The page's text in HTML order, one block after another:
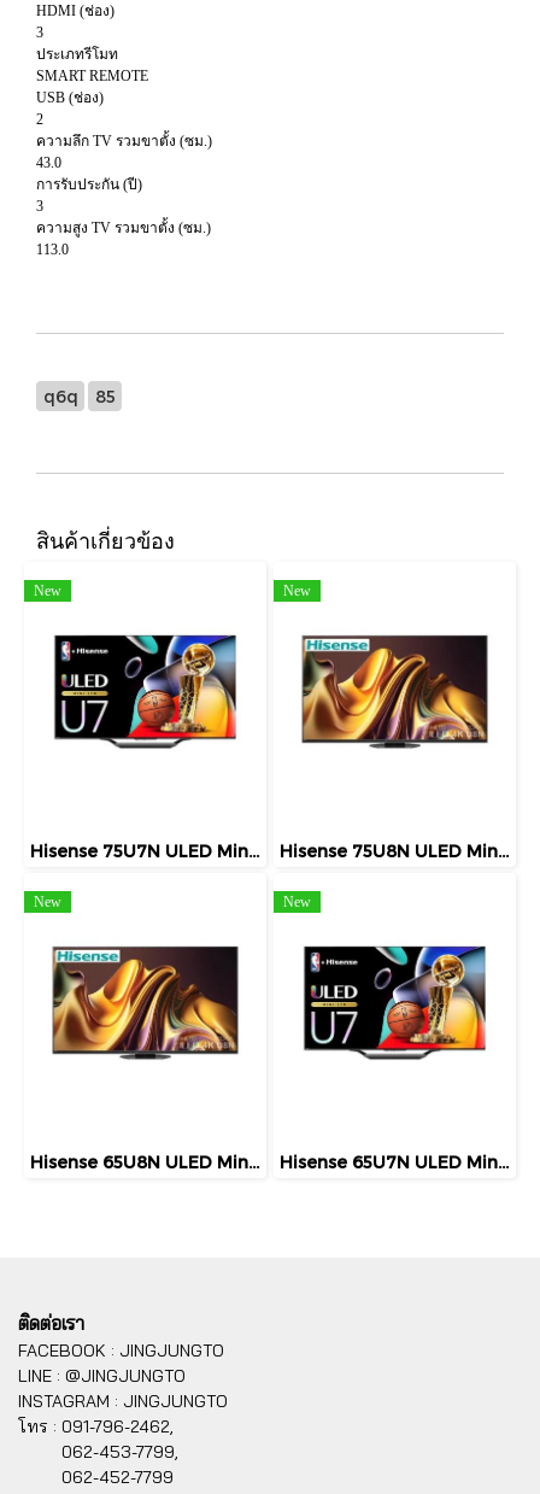
HDMI (ช่อง)
3
ประเภทรีโมท
SMART REMOTE
USB (ช่อง)
2
ความลึก TV รวมขาตั้ง (ซม.)
43.0
การรับประกัน (ปี)
3
ความสูง TV รวมขาตั้ง (ซม.)
113.0
q6q 85
สินค้าเกี่ยวข้อง
New
Hisense 75U7N ULED Mini LED Smart TV 75 นิ้ว 4K 144Hz Google TV ปี 2026
New
Hisense 75U8N ULED Mini LED Smart TV 75 นิ้ว 4K 144Hz Google TV ปี 2026
New
Hisense 65U8N ULED Mini LED Smart TV 65 นิ้ว 4K 144Hz Google TV ปี 2026
New
Hisense 65U7N ULED Mini LED Smart TV 65 นิ้ว 4K 144Hz Google TV ปี 2026
ติดต่อเรา
FACEBOOK : JINGJUNGTO
LINE : @JINGJUNGTO
INSTAGRAM : JINGJUNGTO
โทร : 091-796-2462,
062-453-7799,
062-452-7799